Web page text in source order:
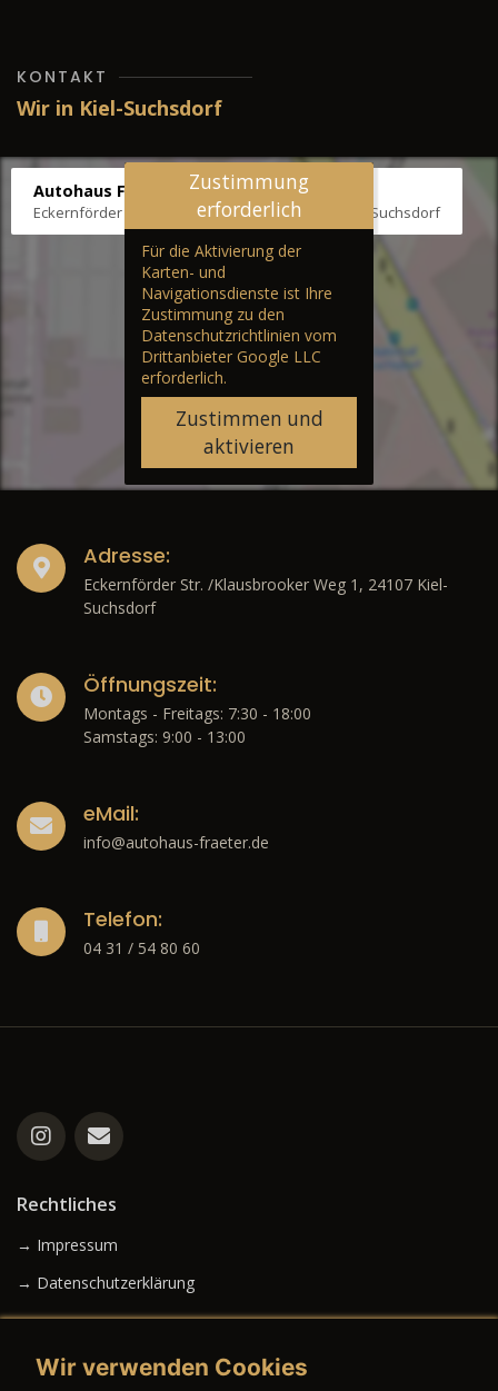
KONTAKT
Wir in Kiel-Suchsdorf
Autohaus Fräter
Eckernförder Str. /Klausbrooker Weg 1, 24107 Kiel-Suchsdorf
Zustimmung
erforderlich
Für die Aktivierung der
Karten- und
Navigationsdienste ist Ihre
Zustimmung zu den
Datenschutzrichtlinien vom
Drittanbieter Google LLC
erforderlich.
Zustimmen und
aktivieren
Adresse:
Eckernförder Str. /Klausbrooker Weg 1, 24107 Kiel-
Suchsdorf
Öffnungszeit:
Montags - Freitags: 7:30 - 18:00
Samstags: 9:00 - 13:00
eMail:
info@autohaus-fraeter.de
Telefon:
04 31 / 54 80 60
Rechtliches
→ Impressum
→ Datenschutzerklärung
Wir verwenden Cookies